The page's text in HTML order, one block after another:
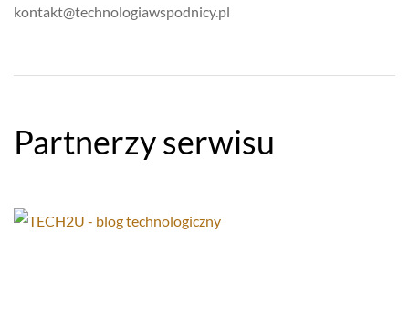
kontakt@technologiawspodnicy.pl
Partnerzy serwisu